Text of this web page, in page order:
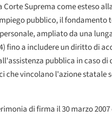
Suprema come esteso
pubblico, il fondamento
ampliato da una
fino a includere un diritto di
pubblica in caso di
vincolano l'azione statale
di firma il 30 marzo